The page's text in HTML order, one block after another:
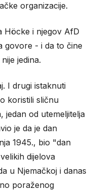
organizacije.
Höcke i njegov AfD
govore - i da to čine
jedina.
I drugi istaknuti
koristili sličnu
jedan od utemeljitelja
je da je dan
1945., bio "dan
dijelova
u Njemačkoj i danas
poraženog